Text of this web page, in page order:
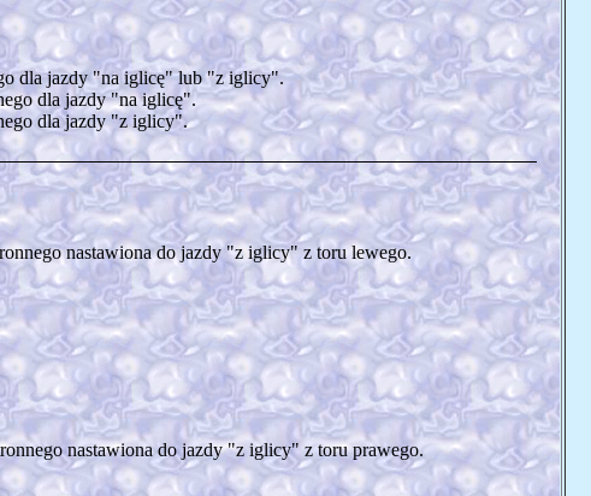
dla jazdy "na iglicę" lub "z iglicy".
dla jazdy "na iglicę".
dla jazdy "z iglicy".
nastawiona do jazdy "z iglicy" z toru lewego.
nastawiona do jazdy "z iglicy" z toru prawego.